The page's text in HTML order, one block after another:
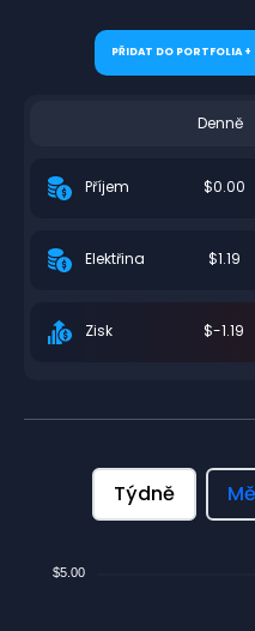
PŘIDAT DO PORTFOLIA +
Denně
Příjem $0.00
Elektřina $1.19
Zisk $-1.19
Týdně
$5.00